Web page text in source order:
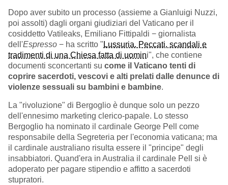
Dopo aver subito un processo (assieme a Gianluigi Nuzzi,
poi assolti) dagli organi giudiziari del Vaticano per il
cosiddetto Vatileaks, Emiliano Fittipaldi − giornalista
dell'Espresso − ha scritto " Lussuria. Peccati, scandali e
tradimenti di una Chiesa fatta di uomini", che contiene
documenti sconcertanti su come il Vaticano tenti di
coprire sacerdoti, vescovi e alti prelati dalle denunce di
violenze sessuali su bambini e bambine.
La "rivoluzione" di Bergoglio è dunque solo un pezzo
dell'ennesimo marketing clerico-papale. Lo stesso
Bergoglio ha nominato il cardinale George Pell come
responsabile della Segreteria per l'economia vaticana; ma
il cardinale australiano risulta essere il "principe" degli
insabbiatori. Quand'era in Australia il cardinale Pell si è
adoperato per pagare stipendio e affitto a sacerdoti
stupratori.